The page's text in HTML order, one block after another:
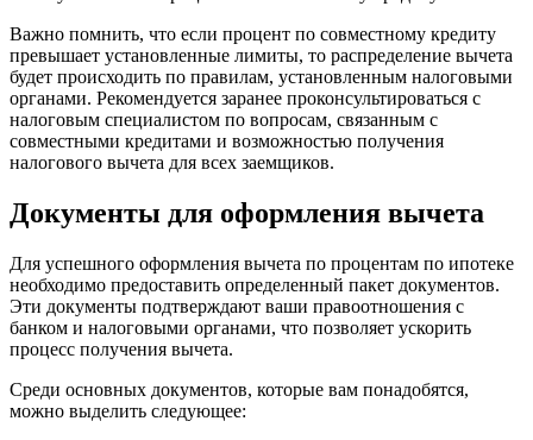
Важно помнить, что если процент по совместному кредиту
превышает установленные лимиты, то распределение вычета
будет происходить по правилам, установленным налоговыми
органами. Рекомендуется заранее проконсультироваться с
налоговым специалистом по вопросам, связанным с
совместными кредитами и возможностью получения
налогового вычета для всех заемщиков.
Документы для оформления вычета
Для успешного оформления вычета по процентам по ипотеке
необходимо предоставить определенный пакет документов.
Эти документы подтверждают ваши правоотношения с
банком и налоговыми органами, что позволяет ускорить
процесс получения вычета.
Среди основных документов, которые вам понадобятся,
можно выделить следующее: